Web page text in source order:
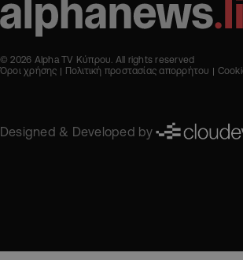
© 2026 Alpha TV Κύπρου. All rights reserved
Όροι χρήσης
Πολιτική προστασίας απορρήτου
Designed & Developed by